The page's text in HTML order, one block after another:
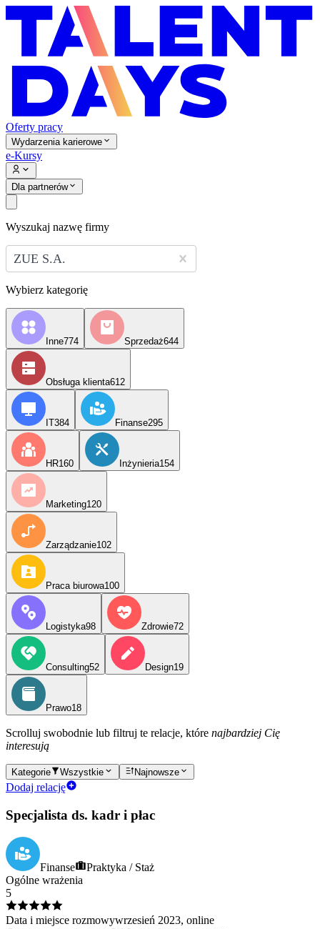
Oferty pracy
Wydarzenia karierowe
e-Kursy
Dla partnerów
Wyszukaj nazwę firmy
ZUE S.A.
Wybierz kategorię
Inne774 Sprzedaż644
Obsługa klienta612
IT384 Finanse295
HR160 Inżynieria154
Marketing120
Zarządzanie102
Praca biurowa100
Logistyka98 Zdrowie72
Consulting52 Design19
Prawo18
Scrolluj swobodnie lub filtruj te relacje, które najbardziej Cię
interesują
Kategorie Wszystkie Najnowsze
Dodaj relację
Specjalista ds. kadr i płac
Finanse
Praktyka / Staż
Ogólne wrażenia
5
Data i miejsce rozmowywrzesień 2023, online